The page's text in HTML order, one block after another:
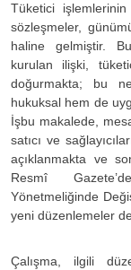
Tüketici
sözleşmeler,
haline gelmiştir.
kurulan ilişki,
doğurmakta; bu
hukuksal hem de
İşbu makalede,
satıcı ve
açıklanmakta ve
Resmî
Yönetmeliğinde
yeni düzenlemeler
Çalışma, ilgili